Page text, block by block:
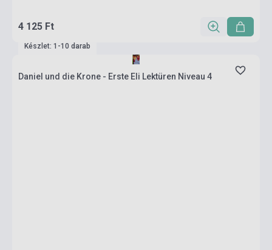
4 125 Ft
Készlet: 1-10 darab
Daniel und die Krone - Erste Eli Lektüren Niveau 4